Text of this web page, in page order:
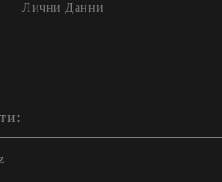
Лични Данни